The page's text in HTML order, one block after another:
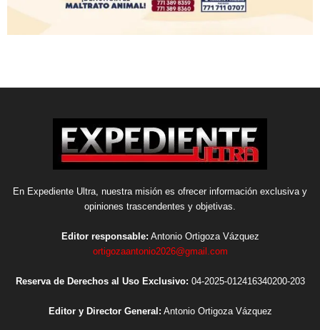
En Expediente Ultra, nuestra misión es ofrecer información exclusiva y
opiniones trascendentes y objetivas.
Editor responsable: Antonio Ortigoza Vázquez
ortigozaantonio2026@gmail.com
Reserva de Derechos al Uso Exclusivo: 04-2025-012416340200-203
Editor y Director General: Antonio Ortigoza Vázquez